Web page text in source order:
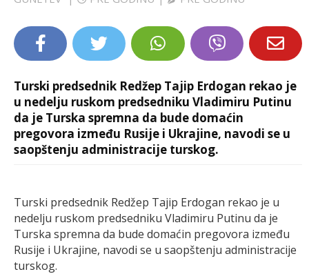
EXTRA
Turski predsednik Redžep Tajip Erdogan rekao je
u nedelju ruskom predsedniku Vladimiru Putinu
da je Turska spremna da bude domaćin
pregovora između Rusije i Ukrajine, navodi se u
saopštenju administracije turskog.
Turski predsednik Redžep Tajip Erdogan rekao je u
nedelju ruskom predsedniku Vladimiru Putinu da je
Turska spremna da bude domaćin pregovora između
Rusije i Ukrajine, navodi se u saopštenju administracije
turskog.